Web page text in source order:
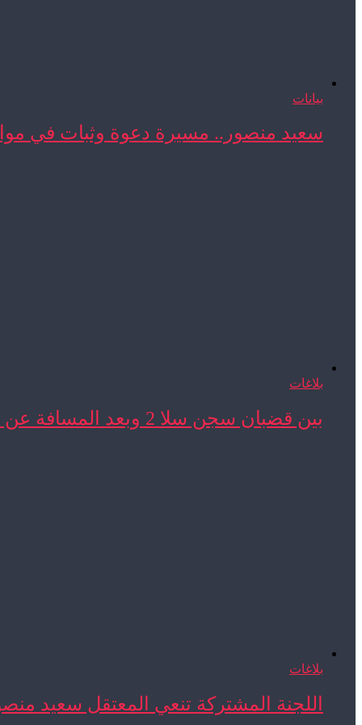
بيانات
سعيد منصور.. مسيرة دعوة وثبات في
بلاغات
بين قضبان سجن سلا 2 وبعد المسافة عن ...
بلاغات
اللجنة المشتركة تنعي المعتقل سعيد